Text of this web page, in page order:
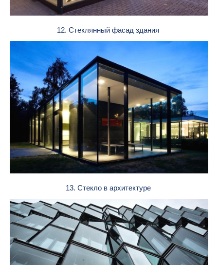
12. Стеклянный фасад здания
13. Стекло в архитектуре